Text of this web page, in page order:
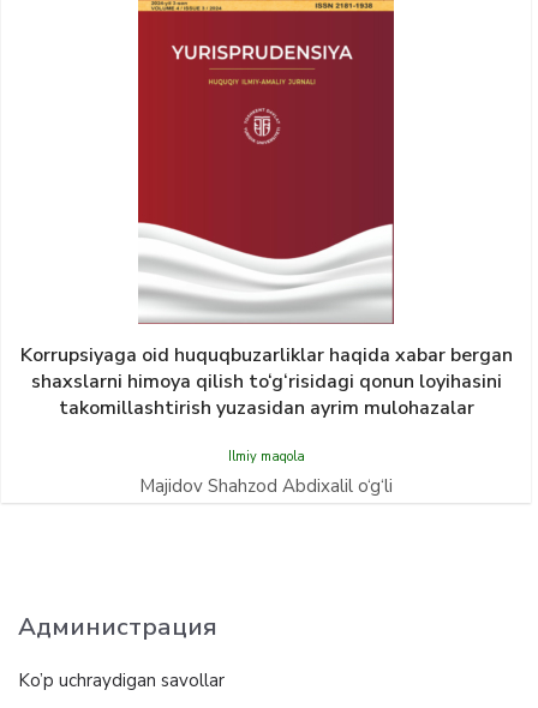
Korrupsiyaga oid huquqbuzarliklar haqida xabar bergan
shaxslarni himoya qilish to‘g‘risidagi qonun loyihasini
takomillashtirish yuzasidan ayrim mulohazalar
Ilmiy maqola
Majidov Shahzod Abdixalil o‘g‘li
Администрация
Ko’p uchraydigan savollar